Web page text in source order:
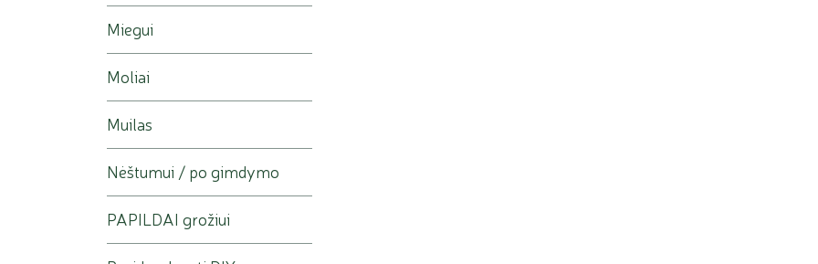
Miegui
Moliai
Muilas
Nėštumui / po gimdymo
PAPILDAI grožiui